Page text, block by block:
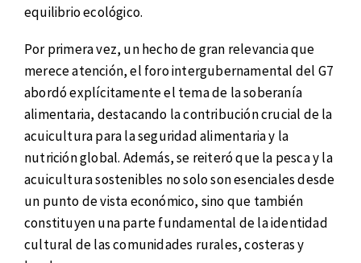
equilibrio ecológico.
Por primera vez, un hecho de gran relevancia que
merece atención, el foro intergubernamental del G7
abordó explícitamente el tema de la soberanía
alimentaria, destacando la contribución crucial de la
acuicultura para la seguridad alimentaria y la
nutrición global. Además, se reiteró que la pesca y la
acuicultura sostenibles no solo son esenciales desde
un punto de vista económico, sino que también
constituyen una parte fundamental de la identidad
cultural de las comunidades rurales, costeras y